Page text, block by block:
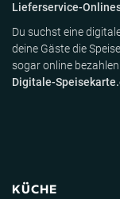
Lieferservice-
Du suchst eine
deine Gäste die
sogar online
Digitale-
KÜCHE